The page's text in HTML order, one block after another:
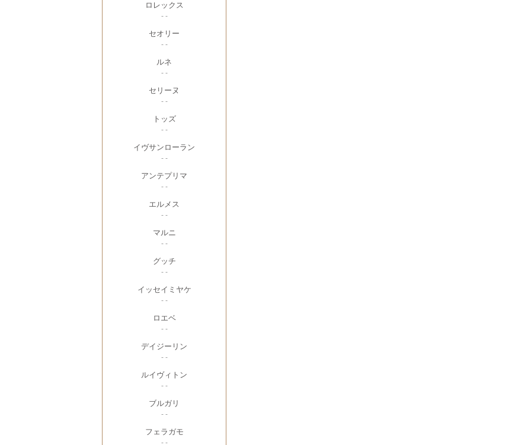
ロレックス
- -
セオリー
- -
ルネ
- -
セリーヌ
- -
トッズ
- -
イヴサンローラン
- -
アンテプリマ
- -
エルメス
- -
マルニ
- -
グッチ
- -
イッセイミヤケ
- -
ロエベ
- -
デイジーリン
- -
ルイヴィトン
- -
ブルガリ
- -
フェラガモ
- -